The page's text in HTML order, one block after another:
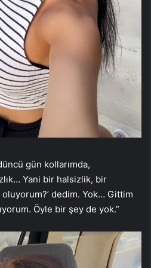
gün kollarımda,
Yani bir halsizlik, bir
oluyorum?’ dedim. Yok… Gittim
Öyle bir şey de yok.”